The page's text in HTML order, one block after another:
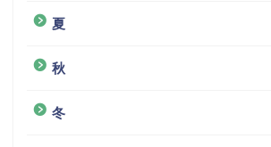
夏
秋
冬